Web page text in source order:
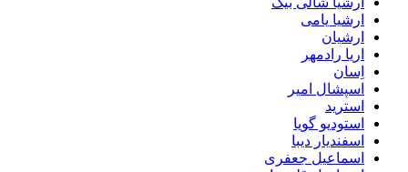
ارشیا یامی
ارشیان
اریا رادمهر
اِسان
اسپشال امیر
استرید
استودیو گویا
اسفندیار دیبا
اسماعیل جعفری